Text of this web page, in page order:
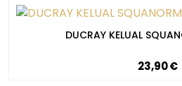
DUCRAY KELUAL
23,90 €